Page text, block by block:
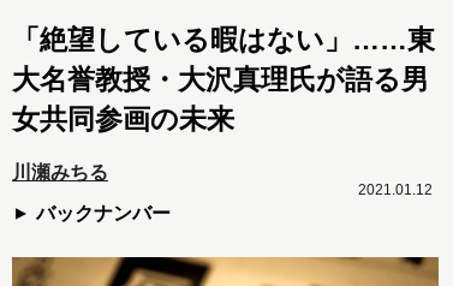
「絶望している暇はない」……東
大名誉教授・大沢真理氏が語る男
女共同参画の未来
川瀬みちる
バックナンバー
2021.01.12